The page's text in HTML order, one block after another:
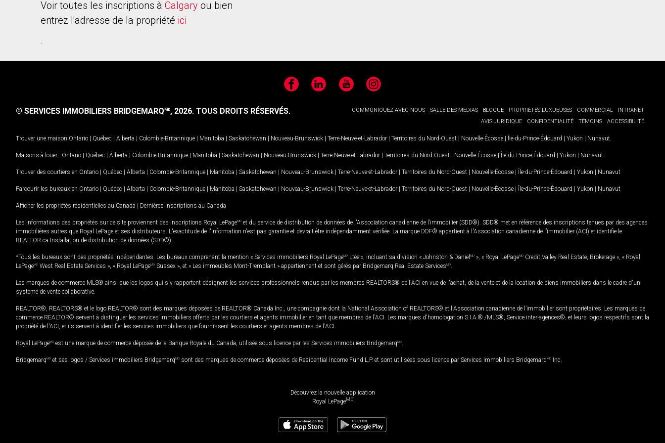
Voir toutes les inscriptions à Calgary ou bien
entrez l'adresse de la propriété ici
.
FacebookLinkedIn YouTubeInstagram
COMMUNIQUEZ AVEC NOUS SALLE DES MÉDIAS BLOGUE PROPRIÉTÉS LUXUEUSES COMMERCIAL
INTRANET
AVIS JURIDIQUE
CONFIDENTIALITÉ TÉMOINS ACCESSIBILITÉ
© SERVICES IMMOBILIERS BRIDGEMARQMD, 2026. TOUS DROITS RÉSERVÉS.
Trouver une maison Ontario | Québec | Alberta | Colombie-Britannique | Manitoba | Saskatchewan | Nouveau-Brunswick | Terre-Neuve-et-Labrador | Territoires du Nord-Ouest | Nouvelle-Écosse | Île-du-Prince-Édouard | Yukon | Nunavut
Maisons à louer - Ontario | Québec | Alberta | Colombie-Britannique | Manitoba | Saskatchewan | Nouveau-Brunswick | Terre-Neuve-et-Labrador | Territoires du Nord-Ouest | Nouvelle-Écosse | Île-du-Prince-Édouard | Yukon | Nunavut
Trouver des courtiers en Ontario | Québec | Alberta | Colombie-Britannique | Manitoba | Saskatchewan | Nouveau-Brunswick | Terre-Neuve-et-Labrador | Territoires du Nord-Ouest | Nouvelle-Écosse | Île-du-Prince-Édouard | Yukon | Nunavut
Parcourir les bureaux en Ontario | Québec | Alberta | Colombie-Britannique | Manitoba | Saskatchewan | Nouveau-Brunswick | Terre-Neuve-et-Labrador | Territoires du Nord-Ouest | Nouvelle-Écosse | Île-du-Prince-Édouard | Yukon | Nunavut
Afficher les propriétés résidentielles au Canada | Dernières inscriptions au Canada
Les informations des propriétés sur ce site proviennent des inscriptions Royal LePageMD et du service de distribution de données de l'Association canadienne de l’immobilier (SDD®). SDD® met en référence des inscriptions tenues par des agences
immobilières autres que Royal LePage et ses distributeurs. L'exactitude de l'information n'est pas garantie et devrait être indépendamment vérifiée. La marque DDF® appartient à l'Association canadienne de l’immobilier (ACI) et identifie le
REALTOR.ca Installation de distribution de données (SDD®).
*Tous les bureaux sont des propriétés indépendantes. Les bureaux comprenant la mention « Services immobiliers Royal LePageMD Ltée », incluant sa division « Johnston & Daniel MD », « Royal LePageMD Credit Valley Real Estate, Brokerage », « Royal
LePageMD West Real Estate Services », « Royal LePageMD Sussex », et « Les immeubles Mont-Tremblant » appartiennent et sont gérés par Bridgemarq Real Estate ServicesMD
Les marques de commerce MLS® ainsi que les logos qui s'y rapportent désignent les services professionnels rendus par les membres REALTORS® de l'ACI en vue de l'achat, de la vente et de la location de biens immobiliers dans le cadre d'un
système de vente collaborative.
REALTOR®, REALTORS® et le logo REALTOR® sont des marques déposées de REALTOR® Canada Inc., une compagnie dont la National Association of REALTORS® et l'Association canadienne de l’immobilier sont propriétaires. Les marques de
commerce REALTOR® servent à distinguer les services immobiliers offerts par les courtiers et agents immobilier en tant que membres de l'ACI. Les marques d'homologation S.I.A.® /MLS®, Service inter-agences®, et leurs logos respectifs sont la
propriété de l'ACI, et ils servent à identifier les services immobiliers que fournissent les courtiers et agents membres de l'ACI.
Royal LePageMD est une marque de commerce déposée de la Banque Royale du Canada, utilisée sous licence par les Services immobiliers BridgemarqMD
BridgemarqMD et ses logos / Services immobiliers BridgemarqMD sont des marques de commerce déposées de Residential Income Fund L.P. et sont utilisées sous licence par Services immobiliers BridgemarqMD Inc.
Découvrez la nouvelle application
Royal LePageMD